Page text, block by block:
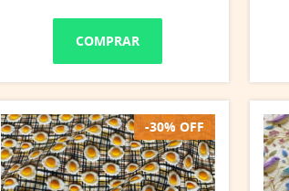
COMPRAR
-30% OFF